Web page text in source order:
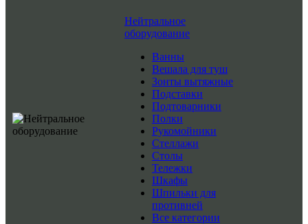
Нейтральное
оборудование
Ванны
Вешала для туш
Зонты вытяжные
Подставки
Подтоварники
Полки
Рукомойники
Стеллажи
Столы
Тележки
Шкафы
Шпильки для
противней
Все категории